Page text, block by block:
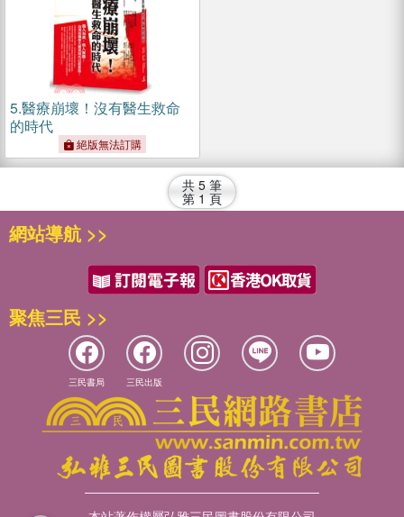
5.醫療崩壞！沒有醫生救命
的時代
絕版無法訂購
共 5 筆
第 1 頁
網站導航 >>
聚焦三民 >>
三民書局 三民出版